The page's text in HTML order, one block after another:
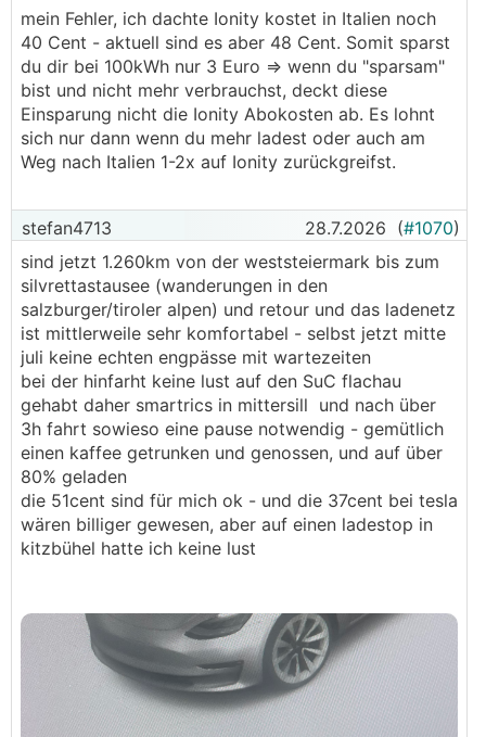
mein Fehler, ich dachte Ionity kostet in Italien noch
40 Cent - aktuell sind es aber 48 Cent. Somit sparst
du dir bei 100kWh nur 3 Euro => wenn du "sparsam"
bist und nicht mehr verbrauchst, deckt diese
Einsparung nicht die Ionity Abokosten ab. Es lohnt
sich nur dann wenn du mehr ladest oder auch am
Weg nach Italien 1-2x auf Ionity zurückgreifst.
stefan4713 28.7.2026 (#1070)
sind jetzt 1.260km von der weststeiermark bis zum
silvrettastausee (wanderungen in den
salzburger/tiroler alpen) und retour und das ladenetz
ist mittlerweile sehr komfortabel - selbst jetzt mitte
juli keine echten engpässe mit wartezeiten
bei der hinfarht keine lust auf den SuC flachau
gehabt daher smartrics in mittersill und nach über
3h fahrt sowieso eine pause notwendig - gemütlich
einen kaffee getrunken und genossen, und auf über
80% geladen
die 51cent sind für mich ok - und die 37cent bei tesla
wären billiger gewesen, aber auf einen ladestop in
kitzbühel hatte ich keine lust